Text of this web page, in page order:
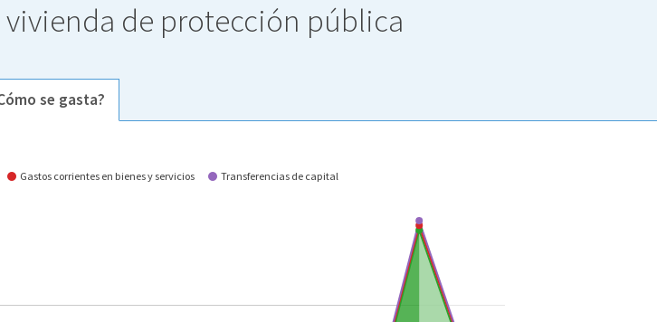
de protección pública
se gasta?
Gastos corrientes en bienes y servicios Transferencias de capital